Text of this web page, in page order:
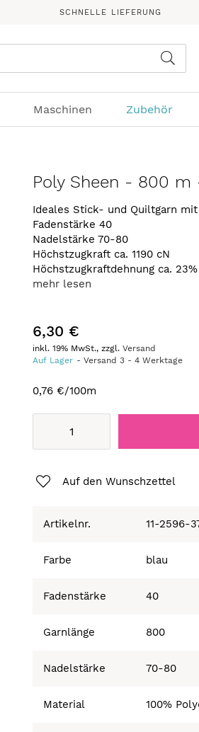
SCHNELLE LIEFERUNG
Maschinen Zubehör
Poly Sheen - 800 m
Ideales Stick- und Quiltgarn
Fadenstärke 40
Nadelstärke 70-80
Höchstzugkraft ca. 1190 cN
Höchstzugkraftdehnung ca. 23%
mehr lesen
6,30 €
inkl. 19% MwSt., zzgl.Versand
Auf Lager
Versand3 -4 Werktage
0,76 €/100m
Auf den Wunschzettel
Artikelnr. 11-2596-
Farbe blau
Fadenstärke 40
Garnlänge 800
Nadelstärke 70-80
Material 100%